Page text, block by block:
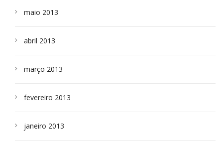
maio 2013
abril 2013
março 2013
fevereiro 2013
janeiro 2013